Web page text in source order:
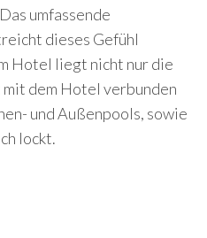
umfassende
dieses Gefühl
Hotel liegt nicht nur die
dem Hotel verbunden
und Außenpools, sowie
lockt.